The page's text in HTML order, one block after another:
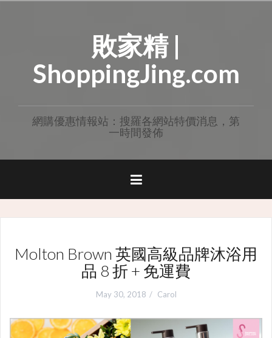
敗家精 |
ShoppingJing.com
網購優惠情報站：搜羅各網站特價消息，第
一時間發佈
Molton Brown 英國高級品牌沐浴用
品 8 折 + 免運費
May 30, 2018 Carol